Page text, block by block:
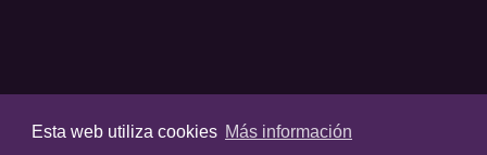
Esta web utiliza cookies Más información